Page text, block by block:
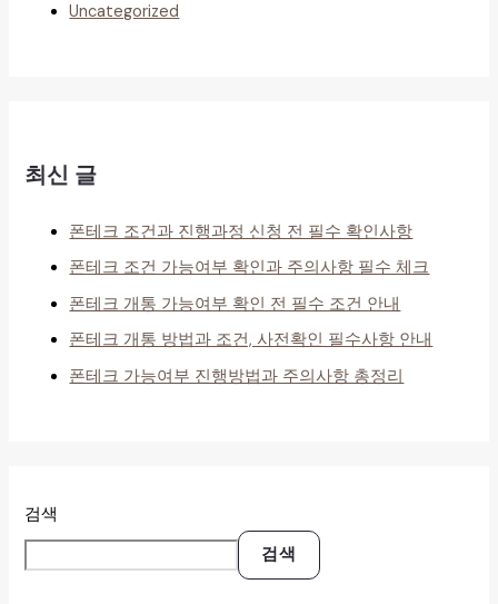
Uncategorized
최신 글
폰테크 조건과 진행과정 신청 전 필수 확인사항
폰테크 조건 가능여부 확인과 주의사항 필수 체크
폰테크 개통 가능여부 확인 전 필수 조건 안내
폰테크 개통 방법과 조건, 사전확인 필수사항 안내
폰테크 가능여부 진행방법과 주의사항 총정리
검색
검색